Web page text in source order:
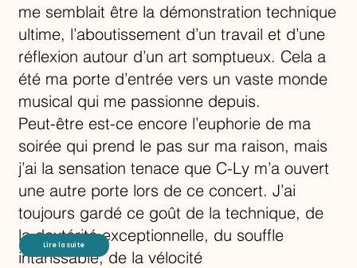
me semblait être la démonstration technique
ultime, l’aboutissement d’un travail et d’une
réflexion autour d’un art somptueux. Cela a
été ma porte d’entrée vers un vaste monde
musical qui me passionne depuis.
Peut-être est-ce encore l’euphorie de ma
soirée qui prend le pas sur ma raison, mais
j’ai la sensation tenace que C-Ly m’a ouvert
une autre porte lors de ce concert. J’ai
toujours gardé ce goût de la technique, de
la dextérité exceptionnelle, du souffle
intarissable, de la vélocité
Lire la suite